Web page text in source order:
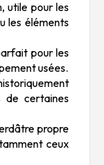
utile pour les
les éléments
pour les
usées.
de certaines
propre
ceux